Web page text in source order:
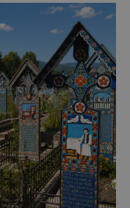
metru. Máme se
Vznik